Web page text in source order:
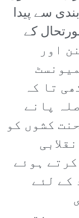
سے پیدا
کے
لینن اور
تا کہ
پانے
کشوں کو
ہوئے
کے لئے